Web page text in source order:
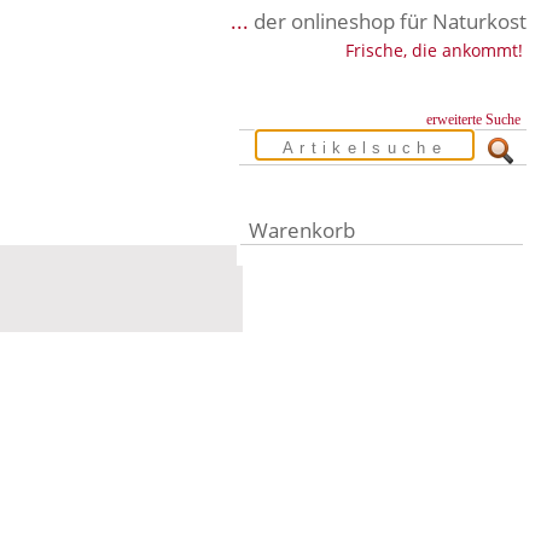
... der onlineshop für Naturkost
Frische, die ankommt!
erweiterte Suche
Warenkorb